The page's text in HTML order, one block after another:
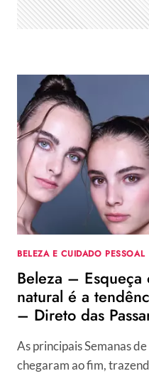
BELEZA E CUIDADO PESSOAL
Beleza –
natural é a
– Direto das
As principais Semanas
chegaram ao fim,